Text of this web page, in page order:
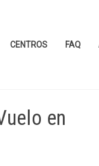
CENTROS FAQ
en